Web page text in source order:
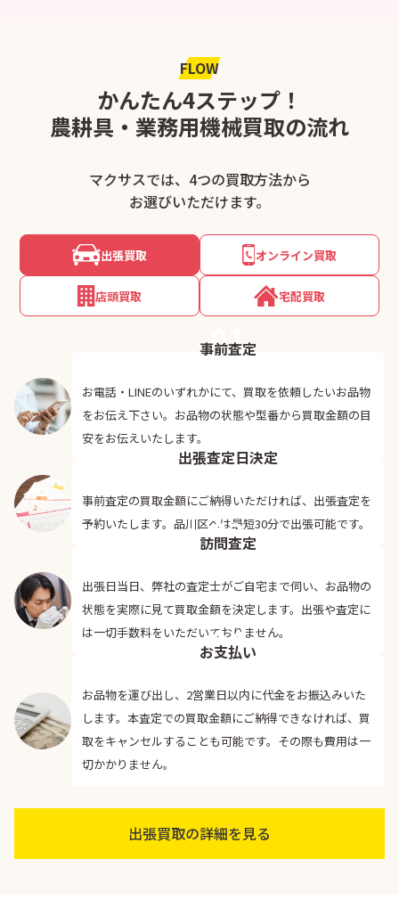
FLOW
かんたん4ステップ！
農耕具・業務用機械買取の流れ
マクサスでは、4つの買取方法から
お選びいただけます。
出張買取 オンライン買取
店頭買取 宅配買取
01
事前査定
お電話・LINEのいずれかにて、買取を依頼したいお品物
をお伝え下さい。お品物の状態や型番から買取金額の目
安をお伝えいたします。
02
出張査定日決定
事前査定の買取金額にご納得いただければ、出張査定を
予約いたします。品川区へは最短30分で出張可能です。
03
訪問査定
出張日当日、弊社の査定士がご自宅まで伺い、お品物の
状態を実際に見て買取金額を決定します。出張や査定に
は一切手数料をいただいておりません。
04
お支払い
お品物を運び出し、2営業日以内に代金をお振込みいた
します。本査定での買取金額にご納得できなければ、買
取をキャンセルすることも可能です。その際も費用は一
切かかりません。
出張買取の詳細を見る